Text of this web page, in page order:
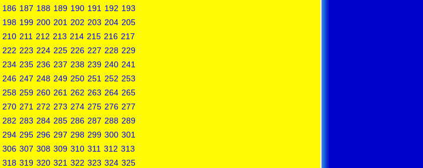
186 187 188 189 190 191 192 193
198 199 200 201 202 203 204 205
210 211 212 213 214 215 216 217
222 223 224 225 226 227 228 229
234 235 236 237 238 239 240 241
246 247 248 249 250 251 252 253
258 259 260 261 262 263 264 265
270 271 272 273 274 275 276 277
282 283 284 285 286 287 288 289
294 295 296 297 298 299 300 301
306 307 308 309 310 311 312 313
318 319 320 321 322 323 324 325